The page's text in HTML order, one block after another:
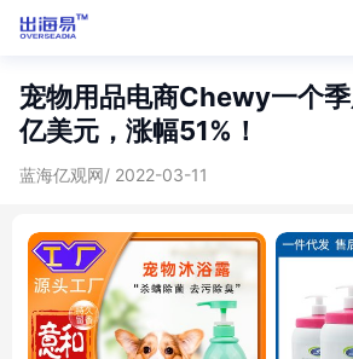
宠物用品电商Chewy一个
亿美元，涨幅51%！
蓝海亿观网/ 2022-03-11